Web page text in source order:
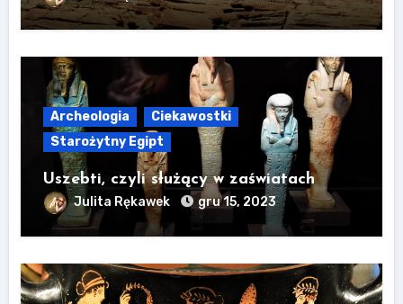
Archeologia
Ciekawostki
Starożytny Egipt
Uszebti, czyli służący w zaświatach
Julita Rękawek gru 15, 2023